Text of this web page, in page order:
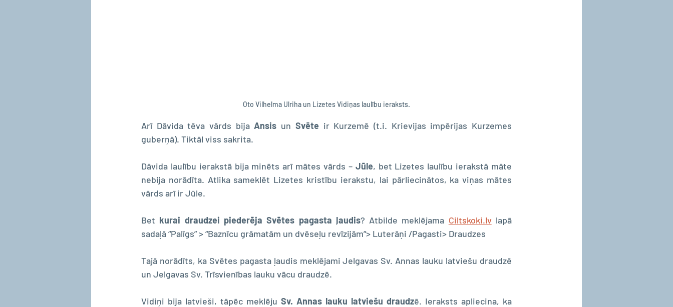
Oto Vilhelma Ulriha un Lizetes Vidiņas laulību ieraksts.
Arī Dāvida tēva vārds bija Ansis un Svēte ir Kurzemē (t.i. Krievijas impērijas Kurzemes
guberņā). Tiktāl viss sakrita.
Dāvida laulību ierakstā bija minēts arī mātes vārds – Jūle, bet Lizetes laulību ierakstā māte
nebija norādīta. Atlika sameklēt Lizetes kristību ierakstu, lai pārliecinātos, ka viņas mātes
vārds arī ir Jūle.
Bet kurai draudzei piederēja Svētes pagasta ļaudis? Atbilde meklējama Ciltskoki.lv lapā
sadaļā “Palīgs” > “Baznīcu grāmatām un dvēseļu revīzijām”> Luterāņi /Pagasti> Draudzes
Tajā norādīts, ka Svētes pagasta ļaudis meklējami Jelgavas Sv. Annas lauku latviešu draudzē
un Jelgavas Sv. Trīsvienības lauku vācu draudzē.
Vidiņi bija latvieši, tāpēc meklēju Sv. Annas lauku latviešu draudzē. Ieraksts apliecina, ka